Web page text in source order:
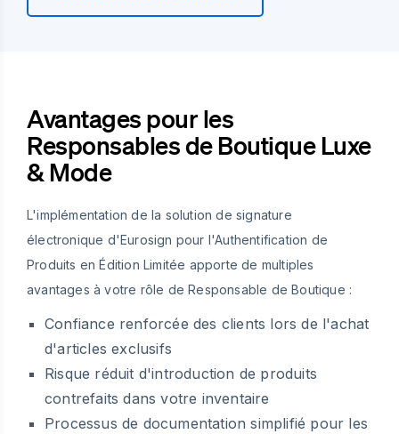
Avantages pour les
Responsables de Boutique Luxe
& Mode
L'implémentation de la solution de signature
électronique d'Eurosign pour l'Authentification de
Produits en Édition Limitée apporte de multiples
avantages à votre rôle de Responsable de Boutique :
Confiance renforcée des clients lors de l'achat
d'articles exclusifs
Risque réduit d'introduction de produits
contrefaits dans votre inventaire
Processus de documentation simplifié pour les